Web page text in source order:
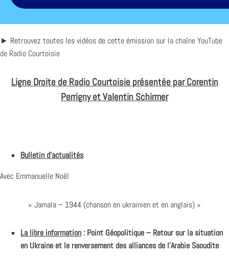
► Retrouvez toutes les vidéos de cette émission sur la chaîne YouTube
de Radio Courtoisie
Ligne Droite de Radio Courtoisie présentée par Corentin
Perrigny et Valentin Schirmer
Bulletin d’actualités
Avec Emmanuelle Noël
« Jamala – 1944 (chanson en ukrainien et en anglais) »
La libre information : Point Géopolitique – Retour sur la situation
en Ukraine et le renversement des alliances de l’Arabie Saoudite